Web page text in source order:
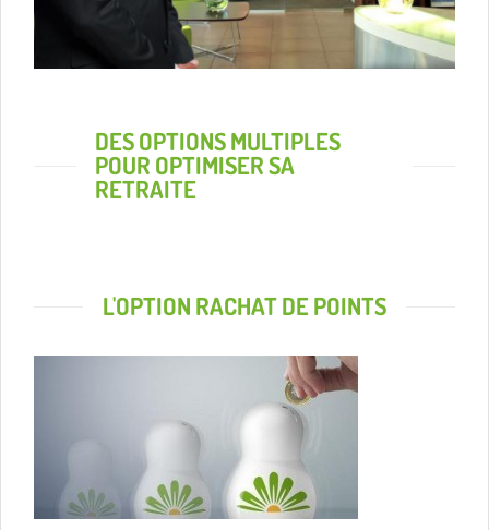
DES OPTIONS MULTIPLES
POUR OPTIMISER SA
RETRAITE
L'OPTION RACHAT DE POINTS